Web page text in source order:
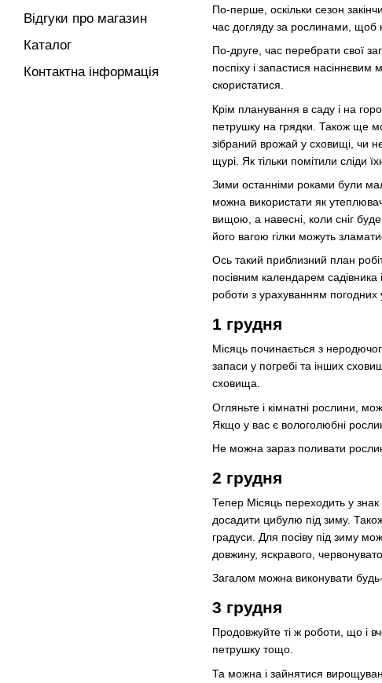
По-перше, оскільки сезон
час догляду за рослинами, щоб
По-друге, час перебрати свої
поспіху і запастися
скористатися.
Крім планування в саду і на
петрушку на грядки. Також ще
зібраний врожай у сховищі, чи
щурі. Як тільки помітили сліди
Зими останніми роками були
можна використати як
вищою, а навесні, коли сніг
його вагою гілки можуть
Ось такий приблизний план
посівним календарем садівника
роботи з урахуванням
1 грудня
Місяць починається з
запаси у погребі та інших
сховища.
Огляньте і кімнатні рослини,
Якщо у вас є вологолюбні
Не можна зараз поливати
2 грудня
Тепер Місяць переходить у
досадити цибулю під зиму.
градуси. Для посіву під зиму
довжину, яскравого,
Загалом можна виконувати будь-
3 грудня
Продовжуйте ті ж роботи, що і
петрушку тощо.
Та можна і зайнятися
Відгуки про магазин
Каталог
Контактна інформація